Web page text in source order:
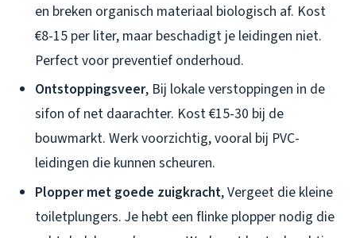
en breken organisch materiaal biologisch af. Kost
€8-15 per liter, maar beschadigt je leidingen niet.
Perfect voor preventief onderhoud.
Ontstoppingsveer, Bij lokale verstoppingen in de
sifon of net daarachter. Kost €15-30 bij de
bouwmarkt. Werk voorzichtig, vooral bij PVC-
leidingen die kunnen scheuren.
Plopper met goede zuigkracht, Vergeet die kleine
toiletplungers. Je hebt een flinke plopper nodig die